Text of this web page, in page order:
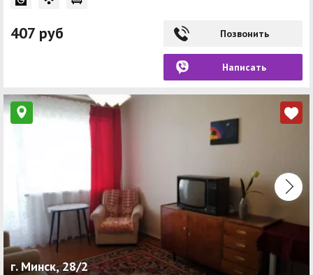
407 руб Позвонить
Написать
г. Минск, 28/2